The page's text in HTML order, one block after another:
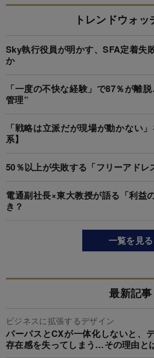
トレンドウォッ
Sky執行役員が明かす、SFA定着失
か
「一度の不快な経験」で87％が離
管理”
「戦略は立派だが現場が動かない
系】
50％以上が失敗する「フリーアドレ
電通副社長×東大教授が語る「利益
き？
一覧を見る
最新記事
ビジネスに拡張するデザイン
パーパスとCXが一体化しないと、
存在感を失ってしまう…その理由と